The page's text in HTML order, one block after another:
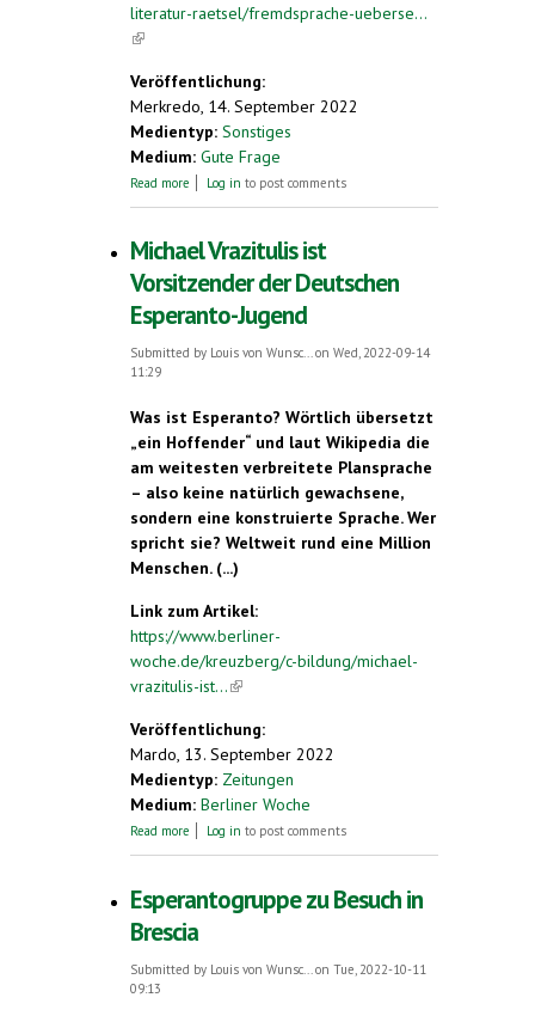
literatur-raetsel/fremdsprache-ueberse...
(link is external)
Veröffentlichung:
Merkredo, 14. September 2022
Medientyp: Sonstiges
Medium: Gute Frage
Read more about Wie schnell lernt man Esperanto?
Log in to post comments
Michael Vrazitulis ist
Vorsitzender der Deutschen
Esperanto-Jugend
Submitted by Louis von Wunsc...on Wed, 2022-09-14
11:29
Was ist Esperanto? Wörtlich übersetzt
„ein Hoffender“ und laut Wikipedia die
am weitesten verbreitete Plansprache
– also keine natürlich gewachsene,
sondern eine konstruierte Sprache. Wer
spricht sie? Weltweit rund eine Million
Menschen. (...)
Link zum Artikel:
https://www.berliner-
woche.de/kreuzberg/c-bildung/michael-
vrazitulis-ist...(link is external)
Veröffentlichung:
Mardo, 13. September 2022
Medientyp: Zeitungen
Medium: Berliner Woche
Read more about Michael Vrazitulis ist Vorsitzender der
Log in to post comments
Esperantogruppe zu Besuch in
Brescia
Submitted by Louis von Wunsc...on Tue, 2022-10-11
09:13